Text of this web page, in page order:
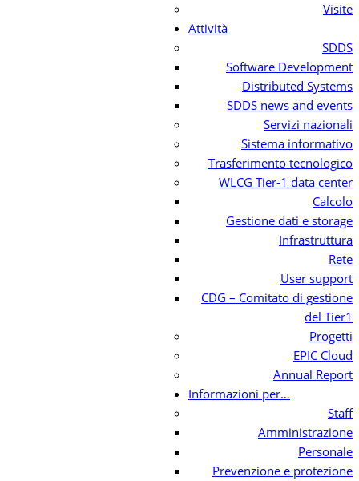
Visite
Attività
SDDS
Software Development
Distributed Systems
SDDS news and events
Servizi nazionali
Sistema informativo
Trasferimento tecnologico
WLCG Tier-1 data center
Calcolo
Gestione dati e storage
Infrastruttura
Rete
User support
CDG – Comitato di gestione
del Tier1
Progetti
EPIC Cloud
Annual Report
Informazioni per…
Staff
Amministrazione
Personale
Prevenzione e protezione